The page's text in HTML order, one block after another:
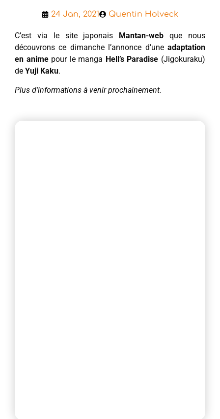
24 Jan, 2021 Quentin Holveck
C’est via le site japonais Mantan-web que nous
découvrons ce dimanche l’annonce d’une adaptation
en animepour le manga Hell’s Paradise (Jigokuraku)
de Yuji Kaku.
Plus d’informations à venir prochainement.